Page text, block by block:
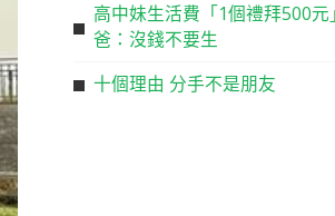
高中妹生活費「1個禮拜500
爸：沒錢不要生
十個理由 分手不是朋友